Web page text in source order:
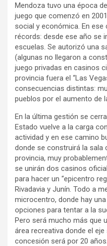
Mendoza tuvo una época
juego que comenzó en
social y económica. En
récords: desde ese año se
escuelas. Se autorizó una
(algunas no llegaron a
juego privadas en casinos
provincia fuera el “Las
consecuencias distintas:
pueblos por el aumento de
En la última gestión se
Estado vuelve a la carga
actividad y en ese camino
donde se construirá la sala
provincia, muy
se unirán dos casinos
para hacer un “epicentro
Rivadavia y Junín. Todo a
microcentro, donde hay
opciones para tentar a la
Pero será mucho más que
área recreativa donde el
concesión será por 20